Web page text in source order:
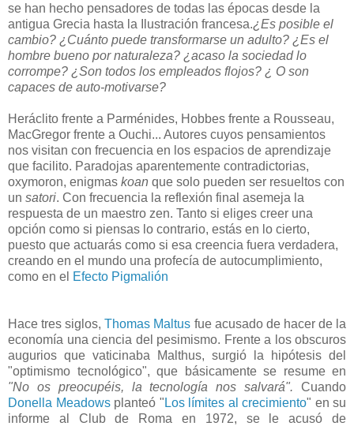
se han hecho pensadores de todas las épocas desde la
antigua Grecia hasta la Ilustración francesa.¿Es posible el
cambio? ¿Cuánto puede transformarse un adulto? ¿Es el
hombre bueno por naturaleza? ¿acaso la sociedad lo
corrompe? ¿Son todos los empleados flojos? ¿ O son
capaces de auto-motivarse?
Heráclito frente a Parménides, Hobbes frente a Rousseau,
MacGregor frente a Ouchi... Autores cuyos pensamientos
nos visitan con frecuencia en los espacios de aprendizaje
que facilito. Paradojas aparentemente contradictorias,
oxymoron, enigmas koan que solo pueden ser resueltos con
un satori. Con frecuencia la reflexión final asemeja la
respuesta de un maestro zen. Tanto si eliges creer una
opción como si piensas lo contrario, estás en lo cierto,
puesto que actuarás como si esa creencia fuera verdadera,
creando en el mundo una profecía de autocumplimiento,
como en el Efecto Pigmalión
Hace tres siglos,Thomas Maltus fue acusado de hacer de la
economía una ciencia del pesimismo. Frente a los obscuros
augurios que vaticinaba Malthus, surgió la hipótesis del
"optimismo tecnológico", que básicamente se resume en
"No os preocupéis, la tecnología nos salvará". Cuando
Donella Meadowsplanteó " Los límites al crecimiento" en su
informe al Club de Roma en 1972, se le acusó de